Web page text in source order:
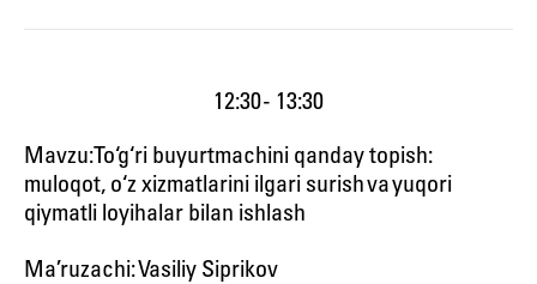
12:30 - 13:30
Mavzu: To‘g‘ri buyurtmachini qanday topish:
muloqot, o‘z xizmatlarini ilgari surish va yuqori
qiymatli loyihalar bilan ishlash
Ma’ruzachi: Vasiliy Siprikov